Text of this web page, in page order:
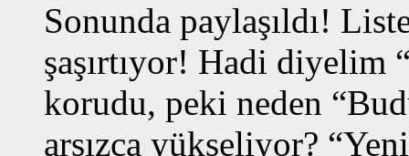
Sonunda paylaşıldı!
şaşırtıyor! Hadi
korudu, peki neden
arsızca yükseliyor?